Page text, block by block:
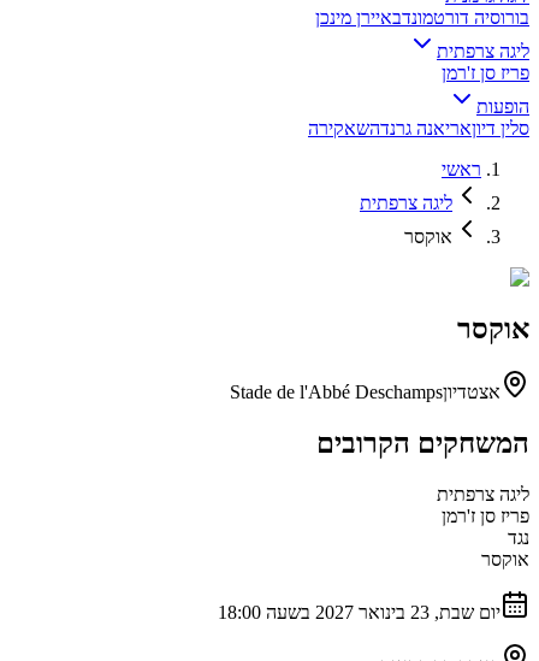
בורוסיה דורטמונדבאיירן מינכן
ליגה צרפתית
פריז סן ז'רמן
הופעות
סלין דיוןאריאנה גרנדהשאקירה
ראשי
ליגה צרפתית
אוקסר
אוקסר
אצטדיוןStade de l'Abbé Deschamps
המשחקים הקרובים
ליגה צרפתית
פריז סן ז'רמן
נגד
אוקסר
יום שבת, 23 בינואר 2027 בשעה 18:00